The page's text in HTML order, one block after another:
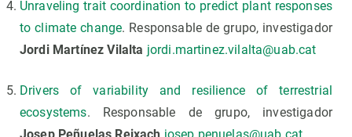
Unraveling trait coordination to predict plant responses
to climate change. Responsable de grupo, investigador
Jordi Martínez Vilalta jordi.martinez.vilalta@uab.cat
Drivers of variability and resilience of terrestrial
ecosystems. Responsable de grupo, investigador